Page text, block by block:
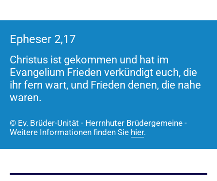
Christus ist gekommen und hat im
Evangelium Frieden verkündigt euch, die
ihr fern wart, und Frieden denen, die nahe
waren.
Epheser 2,17
© Ev. Brüder-Unität - Herrnhuter Brüdergemeine -
Weitere Informationen finden Sie hier.